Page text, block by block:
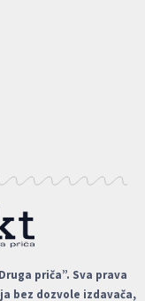
priča”. Sva prava
bez dozvole izdavača,